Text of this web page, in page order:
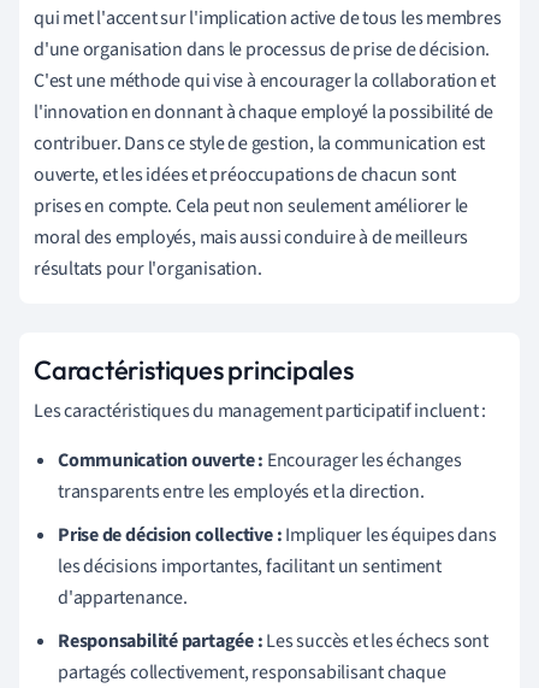
qui met l'accent sur l'implication active de tous les membres
d'une organisation dans le processus de prise de décision.
C'est une méthode qui vise à encourager la collaboration et
l'innovation en donnant à chaque employé la possibilité de
contribuer. Dans ce style de gestion, la communication est
ouverte, et les idées et préoccupations de chacun sont
prises en compte. Cela peut non seulement améliorer le
moral des employés, mais aussi conduire à de meilleurs
résultats pour l'organisation.
Caractéristiques principales
Les caractéristiques du management participatif incluent :
Communication ouverte : Encourager les échanges
transparents entre les employés et la direction.
Prise de décision collective :Impliquer les équipes dans
les décisions importantes, facilitant un sentiment
d'appartenance.
Responsabilité partagée :Les succès et les échecs sont
partagés collectivement, responsabilisant chaque